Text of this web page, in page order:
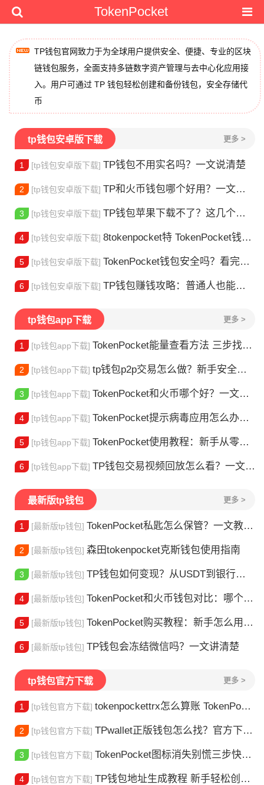
TokenPocket
TP钱包官网致力于为全球用户提供安全、便捷、专业的区块
链钱包服务，全面支持多链数字资产管理与去中心化应用接
入。用户可通过 TP 钱包轻松创建和备份钱包，安全存储代
币
tp钱包安卓版下载 更多 >
1 [tp钱包安卓版下载] TP钱包不用实名吗？一文说清楚
2 [tp钱包安卓版下载] TP和火币钱包哪个好用？一文帮你选对加密钱包
3 [tp钱包安卓版下载] TP钱包苹果下载不了？这几个原因你得知道
4 [tp钱包安卓版下载] 8tokenpocket特 TokenPocket钱包特色功能详解，新手老手都该知道
5 [tp钱包安卓版下载] TokenPocket钱包安全吗？看完这篇你就懂了
6 [tp钱包安卓版下载] TP钱包赚钱攻略：普通人也能做的几种方式
tp钱包app下载 更多 >
1 [tp钱包app下载] TokenPocket能量查看方法 三步找到TRX能量余额
2 [tp钱包app下载] tp钱包p2p交易怎么做？新手安全指南
3 [tp钱包app下载] TokenPocket和火币哪个好？一文帮你理清选择
4 [tp钱包app下载] TokenPocket提示病毒应用怎么办？原因全解析
5 [tp钱包app下载] TokenPocket使用教程：新手从零学会钱包操作
6 [tp钱包app下载] TP钱包交易视频回放怎么看？一文教你轻松找回
最新版tp钱包 更多 >
1 [最新版tp钱包] TokenPocket私匙怎么保管？一文教你守住钱包资产
2 [最新版tp钱包] 森田tokenpocket克斯钱包使用指南
3 [最新版tp钱包] TP钱包如何变现？从USDT到银行卡的完整攻略
4 [最新版tp钱包] TokenPocket和火币钱包对比：哪个更适合你？
5 [最新版tp钱包] TokenPocket购买教程：新手怎么用TP钱包买币
6 [最新版tp钱包] TP钱包会冻结微信吗？一文讲清楚
tp钱包官方下载 更多 >
1 [tp钱包官方下载] tokenpockettrx怎么算账 TokenPocket TRX钱包账单怎么算？查账全攻略
2 [tp钱包官方下载] TPwallet正版钱包怎么找？官方下载渠道全解析
3 [tp钱包官方下载] TokenPocket图标消失别慌三步快速找回你的钱包
4 [tp钱包官方下载] TP钱包地址生成教程 新手轻松创建钱包